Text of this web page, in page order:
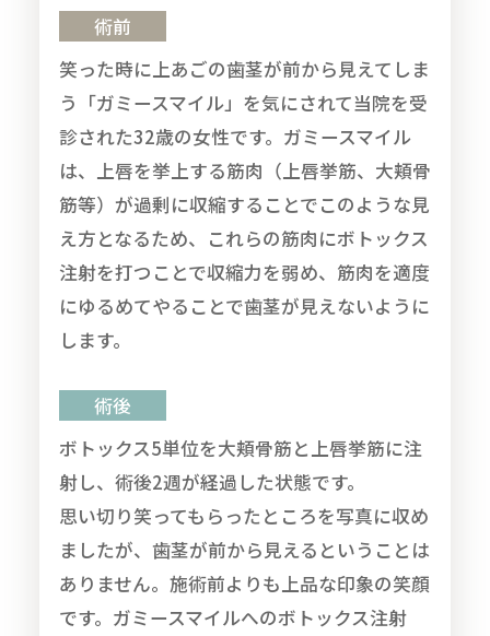
術前
笑った時に上あごの歯茎が前から見えてしま
う「ガミースマイル」を気にされて当院を受
診された32歳の女性です。ガミースマイル
は、上唇を挙上する筋肉（上唇挙筋、大頬骨
筋等）が過剰に収縮することでこのような見
え方となるため、これらの筋肉にボトックス
注射を打つことで収縮力を弱め、筋肉を適度
にゆるめてやることで歯茎が見えないように
します。
術後
ボトックス5単位を大頬骨筋と上唇挙筋に注
射し、術後2週が経過した状態です。
思い切り笑ってもらったところを写真に収め
ましたが、歯茎が前から見えるということは
ありません。施術前よりも上品な印象の笑顔
です。ガミースマイルへのボトックス注射